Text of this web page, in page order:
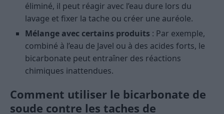
éliminé, il peut réagir avec l’eau dure lors du
lavage et fixer la tache ou créer une auréole.
Mélange avec certains produits : Par exemple,
combiné à l’eau de Javel ou à des acides forts, le
bicarbonate peut entraîner des réactions
chimiques inattendues.
Comment utiliser le bicarbonate de
soude contre les taches de